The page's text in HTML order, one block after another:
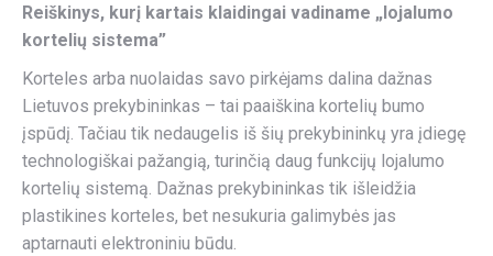
Reiškinys, kurį kartais klaidingai vadiname „lojalumo
kortelių sistema”
Korteles arba nuolaidas savo pirkėjams dalina dažnas
Lietuvos prekybininkas – tai paaiškina kortelių bumo
įspūdį. Tačiau tik nedaugelis iš šių prekybininkų yra įdiegę
technologiškai pažangią, turinčią daug funkcijų lojalumo
kortelių sistemą. Dažnas prekybininkas tik išleidžia
plastikines korteles, bet nesukuria galimybės jas
aptarnauti elektroniniu būdu.